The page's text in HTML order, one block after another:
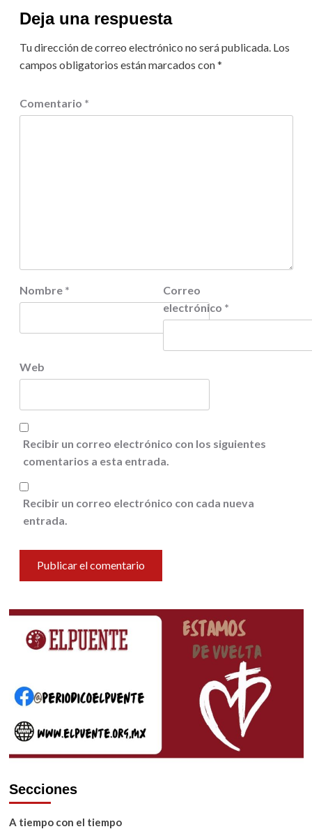
Deja una respuesta
Tu dirección de correo electrónico no será publicada. Los
campos obligatorios están marcados con*
Comentario *
Nombre *
Correo
electrónico *
Web
Recibir un correo electrónico con los siguientes
comentarios a esta entrada.
Recibir un correo electrónico con cada nueva
entrada.
Secciones
A tiempo con el tiempo